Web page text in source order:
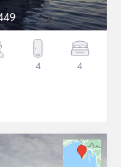
4 4